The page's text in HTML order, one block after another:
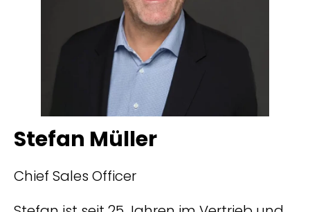
Stefan Müller
Chief Sales Officer